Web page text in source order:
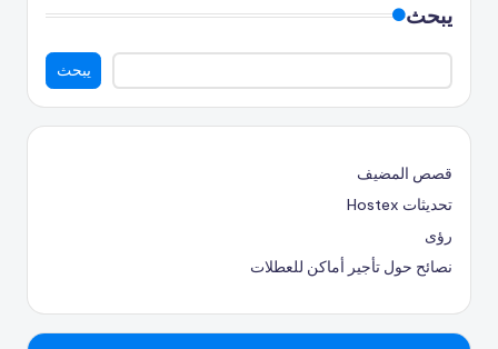
يبحث
يبحث
قصص المضيف
تحديثات Hostex
رؤى
نصائح حول تأجير أماكن للعطلات